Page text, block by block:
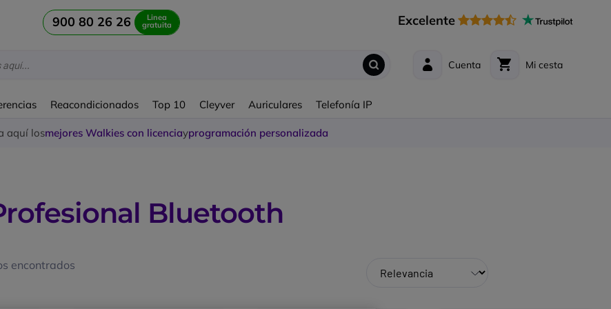
900 80 26 26 Linea
gratuita Excelente
Cuenta Mi cesta
Reacondicionados Top 10 Cleyver Auriculares Telefonía IP
aquí losmejores Walkies con licenciayprogramación personalizada
Bluetooth
encontrados